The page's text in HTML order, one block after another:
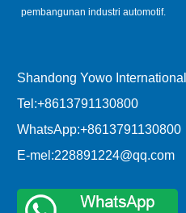
pembangunan industri automotif.
Shandong Yowo
Tel:+8613791130800
WhatsApp:+8613791130800
E-mel:228891224@qq.com